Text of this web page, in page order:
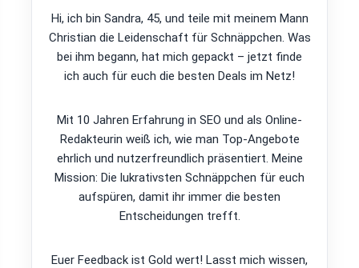
Hi, ich bin Sandra, 45, und teile mit meinem Mann
Christian die Leidenschaft für Schnäppchen. Was
bei ihm begann, hat mich gepackt – jetzt finde
ich auch für euch die besten Deals im Netz!
Mit 10 Jahren Erfahrung in SEO und als Online-
Redakteurin weiß ich, wie man Top-Angebote
ehrlich und nutzerfreundlich präsentiert. Meine
Mission: Die lukrativsten Schnäppchen für euch
aufspüren, damit ihr immer die besten
Entscheidungen trefft.
Euer Feedback ist Gold wert! Lasst mich wissen,